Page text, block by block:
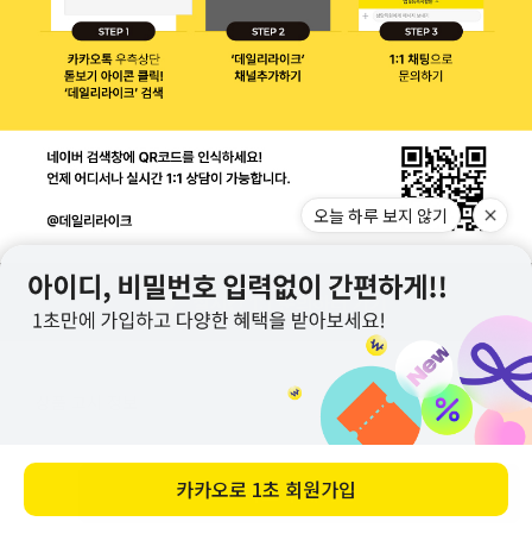
바로 구매하기
종류 마이 버디 인형 키링
오늘 하루 보지 않기
카카오로 1초 회원가입